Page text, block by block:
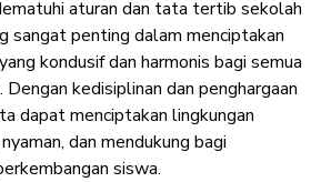
aturan dan tata tertib sekolah
sangat penting dalam menciptakan
kondusif dan harmonis bagi semua
kedisiplinan dan penghargaan
dapat menciptakan lingkungan
dan mendukung bagi
siswa.